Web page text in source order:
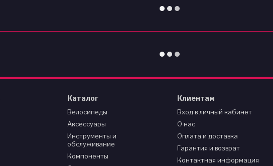
Каталог
Велосипеды
Аксессуары
Инструменты и
обслуживание
Компоненты
Клиентам
Вход в личный кабинет
О нас
Оплата и доставка
Гарантия и возврат
Контактная информация